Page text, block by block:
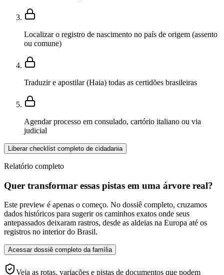
Localizar o registro de nascimento no país de origem (assento
ou comune)
Traduzir e apostilar (Haia) todas as certidões brasileiras
Agendar processo em consulado, cartório italiano ou via
judicial
Liberar checklist completo de cidadania
Relatório completo
Quer transformar essas pistas em uma árvore real?
Este preview é apenas o começo. No dossiê completo, cruzamos
dados históricos para sugerir os caminhos exatos onde seus
antepassados deixaram rastros, desde as aldeias na Europa até os
registros no interior do Brasil.
Acessar dossiê completo da família
Veja as rotas, variações e pistas de documentos que podem